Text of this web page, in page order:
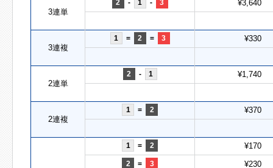
3連単
2 - 1 - 3 ¥3,640
3連複
1 = 2 = 3 ¥330
2連単
2 - 1 ¥1,740
2連複
1 = 2 ¥370
1 = 2 ¥170
2 = 3 ¥230